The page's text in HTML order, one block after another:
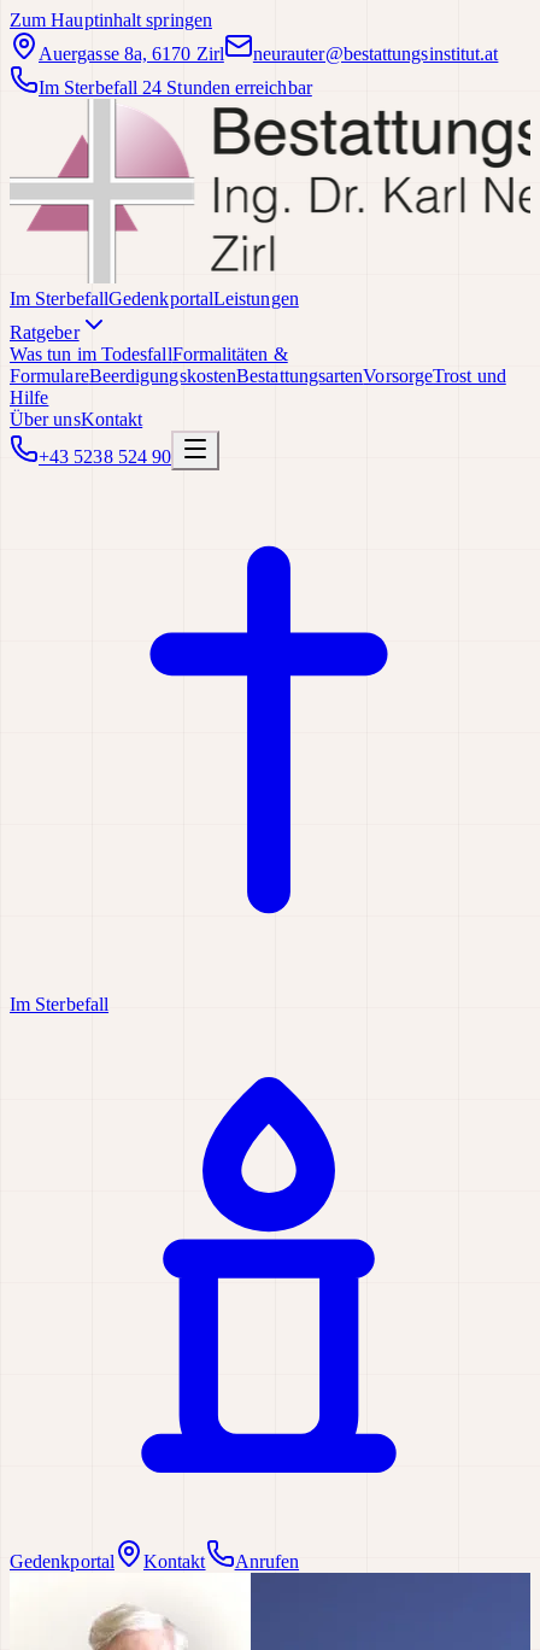
Zum Hauptinhalt springen
Auergasse 8a, 6170 Zirl
neurauter@bestattungsinstitut.at
Im Sterbefall 24 Stunden erreichbar
Im SterbefallGedenkportalLeistungen
Ratgeber
Was tun im TodesfallFormalitäten &
FormulareBeerdigungskostenBestattungsartenVorsorgeTrost und
Hilfe
Über unsKontakt
+43 5238 524 90
Im Sterbefall
Gedenkportal Kontakt Anrufen